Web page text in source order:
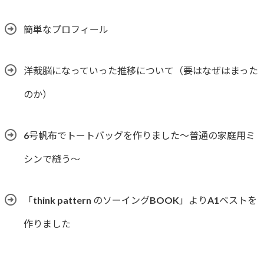
簡単なプロフィール
洋裁脳になっていった推移について（要はなぜはまった
のか）
6号帆布でトートバッグを作りました〜普通の家庭用ミ
シンで縫う〜
「think pattern のソーイングBOOK」よりA1ベストを
作りました